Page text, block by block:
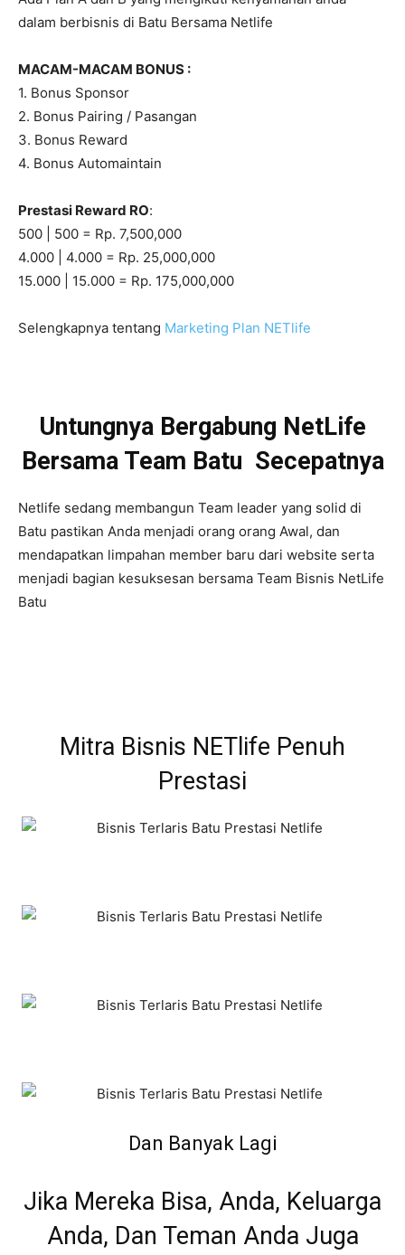
dalam berbisnis di Batu Bersama Netlife
MACAM-MACAM BONUS :
1. Bonus Sponsor
2. Bonus Pairing / Pasangan
3. Bonus Reward
4. Bonus Automaintain
Prestasi Reward RO:
500 | 500 = Rp. 7,500,000
4.000 | 4.000 = Rp. 25,000,000
15.000 | 15.000 = Rp. 175,000,000
Selengkapnya tentang Marketing Plan NETlife
Untungnya Bergabung NetLife
Bersama Team Batu Secepatnya
Netlife sedang membangun Team leader yang solid di
Batu pastikan Anda menjadi orang orang Awal, dan
mendapatkan limpahan member baru dari website serta
menjadi bagian kesuksesan bersama Team Bisnis NetLife
Batu
Mitra Bisnis NETlife Penuh
Prestasi
Dan Banyak Lagi
Jika Mereka Bisa, Anda, Keluarga
Anda, Dan Teman Anda Juga